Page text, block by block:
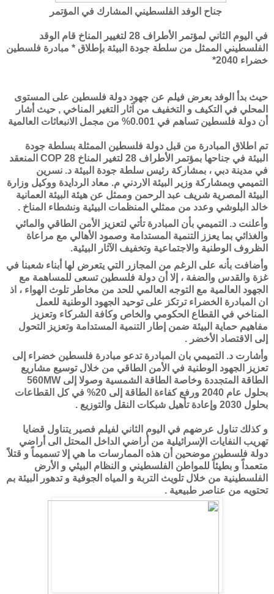
في اليوم الثاني لمؤتمر الأطراف 28 لتغيير المناخ قام الوقد
الفلسطيني الممثل من سلطة جودة البيئة بإطلاق * مبادرة فلسطين
خضراء 2040*
حيث بدأ الوفد بعرض فيلم عن جهود دولة فلسطين على المستوى
المحلي في التكيف و التخفيف من آثار التغير المناخي , حيث أشار
أن دولة فلسطين تساهم في 0.001% من مجمل الانبعاثات العالمية
تم اطلاق المبادرة من قبل دولة فلسطين الممثلة بسلطة جودة
البيئة في جناحها
بمؤتمر الأطراف 28 لتغير المناخ COP 28 المنعقد
في مدينة دبي ، بمشاركة رئيس سلطة جودة البيئة د. نسرين
التميمي وبمشاركة وزير البيئة الاردني م. معاد الردايدة ووكيل وزارة
البيئة المصرية شريف عبد الرحمن وممثل عن هيئة البيئة العمانية
خالد البلوشي وعدد من ممثلي المنظمات البيئية ونشطاء المناخ .
وأعلنت د. التميمي بأن المبادرة تأتي لتعزيز الأمن الطاقي والمائي
والغذائي بما يعزز التنمية المستدامة وصمود الأهالي مع مراعاة
الظروف الوطنية والاجتماعية وتخفيف الآثار البيئية.
وأضافت بأنه على الرغم من المجازر التي يتعرض لها أبناء شعبنا في
غزة والقدس والضفة ، إلا أن دولة فلسطين تسعى للمساهمة مع
الجهود العالمية مع التوجه العالمي للحد من مخاطر تلوث الهواء ، اذ
ان المبادرة الخضراء ترتكز على توحيد الجهود الوطنية للعمل
المناخي في القطاع الحكومي والخاص وكافة الشركاء وتعزيز
مفاهيم حماية البيئة ضمن إطار التنمية المستدامة وتعزيز التحول
إلى الاقتصاد الأخضر .
وأشارت د. التميمي بان المبادرة تدعو مبادرة فلسطين خضراء إلى
تعزيز الجهود الوطنية في الأمن الطاقي من خلال توسيع مشاريع
الطاقة المتجددة وخاصة الطاقة الشمسية وصولا إلى 560MW
بحلول عام 2040 ورفع كفاءة الطاقة إلى 20% في كل القطاعات
بحلول 2030 وإعادة تأهيل شبكات النقل والتوزيع .
و كذلك تناول عرضهم في اليوم الثاني لفيلم فصير يتناول قضايا
تهريب النفايات الإسرائيلية من أراضي الداخل المحتل الى أراضي
دولة فلسطين موضحين أن هذه الممارسات ما هي إلا تسميماً و قتلاً
متعمداً و بطيئاً للمواطن الفلسطيني و النظام البيئي و الأرض
الفلسطينية من خلال تلويث التربة و المياه الجوفية و تدهور البيئة بم
تحتويه من عناصر طبيعية .